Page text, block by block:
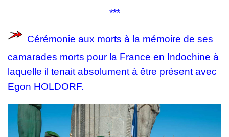
***
Cérémonie aux morts à la mémoire de ses
camarades morts pour la France en Indochine à
laquelle il tenait absolument à être présent avec
Egon HOLDORF.